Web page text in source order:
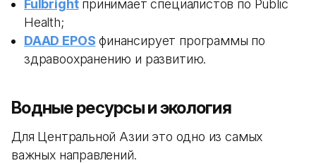
Fulbrightпринимает специалистов по Public
Health;
DAAD EPOS финансирует программы по
здравоохранению и развитию.
Водные ресурсы и экология
Для Центральной Азии это одно из самых
важных направлений.